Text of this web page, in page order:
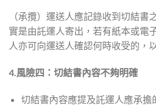
（承攬）運送人應記錄收到切結書
實是由託運人寄出，若有紙本或電
人亦可向運送人確認何時收受的，
4.風險四：切結書內容不夠明確
切結書內容應提及託運人應承擔